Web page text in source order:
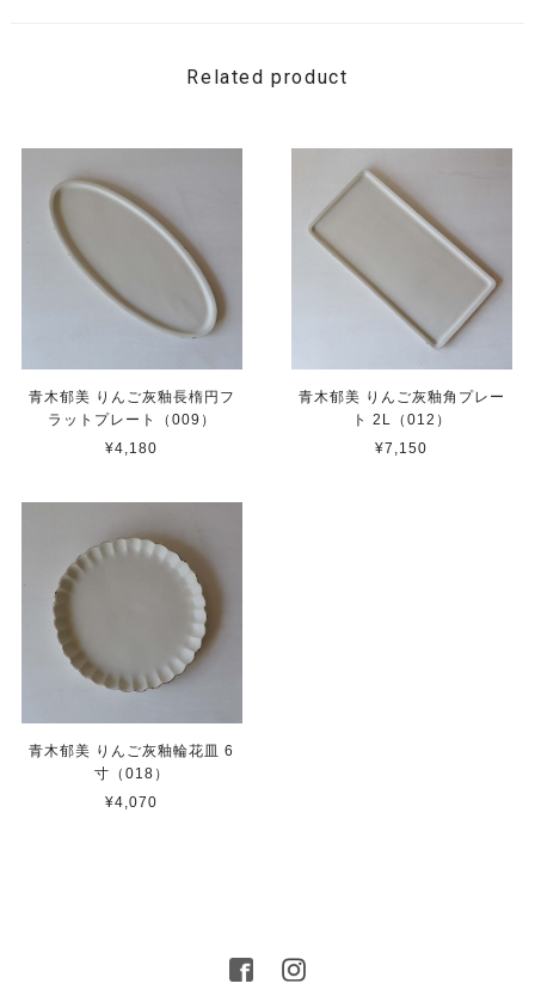
Related product
青木郁美 りんご灰釉長楕円フ
ラットプレート（009）
¥4,180
青木郁美 りんご灰釉角プレー
ト 2L（012）
¥7,150
青木郁美 りんご灰釉輪花皿 6
寸（018）
¥4,070